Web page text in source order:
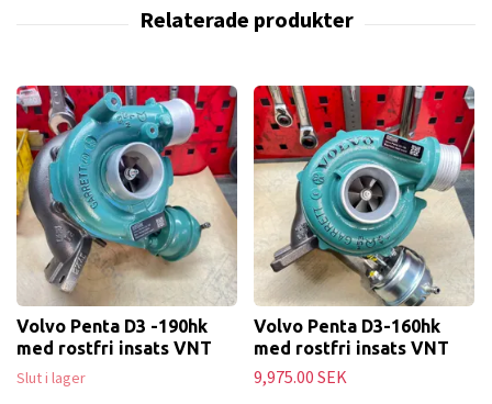
Volvo Penta D3 -190hk
med rostfri insats VNT
Slut i lager
Volvo Penta D3-160hk
med rostfri insats VNT
9,975.00 SEK